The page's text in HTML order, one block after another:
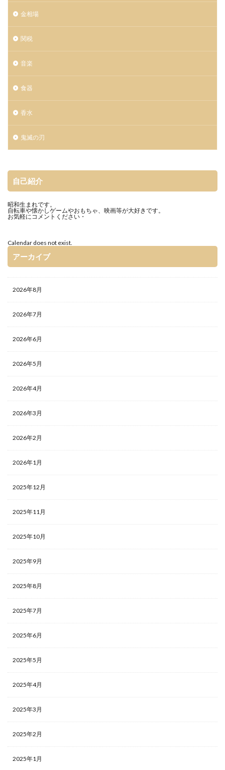
金相場
関税
音楽
食器
香水
鬼滅の刃
自己紹介
昭和生まれです。
自転車や懐かしゲームやおもちゃ、映画等が大好きです。
お気軽にコメントください・
Calendar does not exist.
アーカイブ
2026年8月
2026年7月
2026年6月
2026年5月
2026年4月
2026年3月
2026年2月
2026年1月
2025年12月
2025年11月
2025年10月
2025年9月
2025年8月
2025年7月
2025年6月
2025年5月
2025年4月
2025年3月
2025年2月
2025年1月